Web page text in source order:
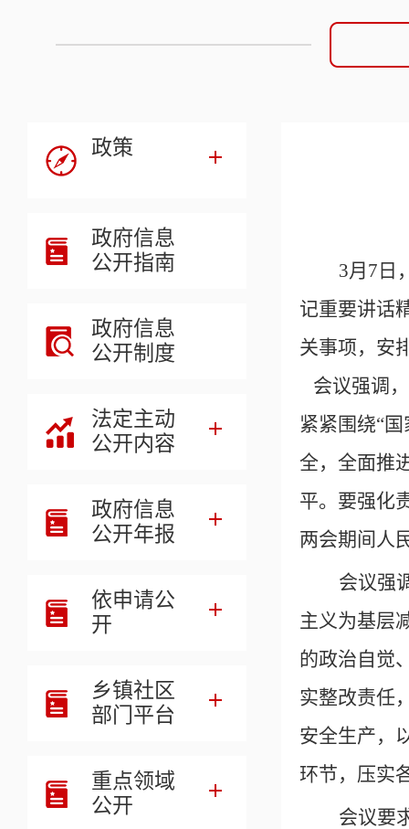
政策
政府信息
公开指南
政府信息
公开制度
法定主动
公开内容
政府信息
公开年报
依申请公
开
乡镇社区
部门平台
重点领域
公开
3月7日
记重要讲话
关事项，安
会议强调
紧紧围绕“
全，全面推
平。要强化
两会期间人
会议强
主义为基层
的政治自觉
实整改责任
安全生产，
环节，压实
会议要